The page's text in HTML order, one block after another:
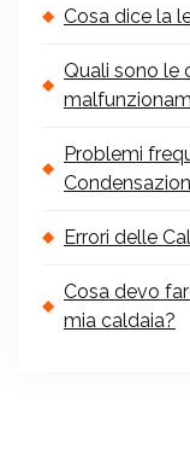
Cosa dice la
Quali sono le
Problemi
Errori delle
Cosa devo
mia caldaia?